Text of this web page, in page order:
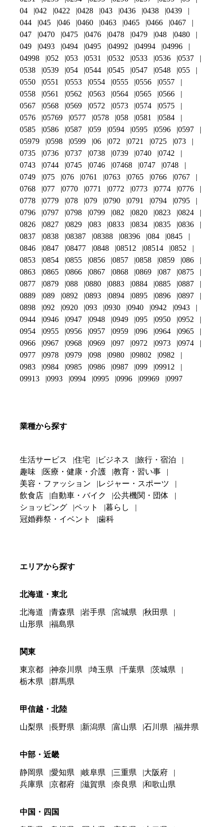
04
042 0422 0428 043 0436 0438
0439
044
045 046 0460 0463 0465 0466
0467
047
0470 0475 0476 0478 0479 048
0480
049
0493 0494 0495 04992 04994
04996
04998
052 053 0531 0532 0533 0536
0537
0538
0539 054 0544 0545 0547 0548
055
0550
0551 0553 0554 0555 0556
0557
0558
0561 0562 0563 0564 0565
0566
0567
0568 0569 0572 0573 0574
0575
0576
05769 0577 0578 058 0581
0584
0585
0586 0587 059 0594 0595 0596
0597
05979
0598 0599 06 072 0721 0725
073
0735
0736 0737 0738 0739 0740
0742
0743
0744 0745 0746 07468 0747
0748
0749
075 076 0761 0763 0765 0766
0767
0768
077 0770 0771 0772 0773 0774
0776
0778
0779 078 079 0790 0791 0794
0795
0796
0797 0798 0799 082 0820 0823
0824
0826
0827 0829 083 0833 0834 0835
0836
0837
0838 08387 08388 08396 084
0845
0846
0847 08477 0848 08512 08514
0852
0853
0854 0855 0856 0857 0858 0859
086
0863
0865 0866 0867 0868 0869 087
0875
0877
0879 088 0880 0883 0884 0885
0887
0889
089 0892 0893 0894 0895 0896
0897
0898
092 0920 093 0930 0940 0942
0943
0944
0946 0947 0948 0949 095 0950
0952
0954
0955 0956 0957 0959 096 0964
0965
0966
0967 0968 0969 097 0972 0973
0974
0977
0978 0979 098 0980 09802
0982
0983
0984 0985 0986 0987 099
09912
09913
0993 0994 0995 0996 09969 0997
業種から探す
生活サービス 住宅 ビジネス
旅行・宿泊
趣味
医療・健康・介護
教育・習い事
美容・ファッション
レジャー・スポーツ
飲食店
自動車・バイク
公共機関・団体
ショッピング
ペット
暮らし
冠婚葬祭・イベント
歯科
エリアから探す
北海道・東北
北海道 青森県 岩手県 宮城県
秋田県
山形県
福島県
関東
東京都 神奈川県 埼玉県 千葉県
茨城県
栃木県
群馬県
甲信越・北陸
山梨県 長野県 新潟県 富山県 石川県 福井県
中部・近畿
静岡県 愛知県 岐阜県 三重県
大阪府
兵庫県
京都府 滋賀県 奈良県 和歌山県
中国・四国